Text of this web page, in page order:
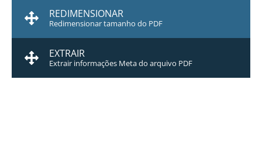
REDIMENSIONAR
Redimensionar tamanho do PDF
EXTRAIR
Extrair informações Meta do arquivo PDF